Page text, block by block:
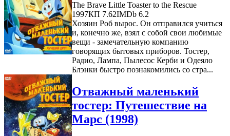
The Brave Little Toaster to the Rescue
1997КП 7.62IMDb 6.2
Хозяин Роб вырос. Он отправился учиться
и, конечно же, взял с собой свои любимые
вещи - замечательную компанию
говорящих бытовых приборов. Тостер,
Радио, Лампа, Пылесос Керби и Одеяло
Блэнки быстро познакомились со стра...
Отважный маленький
тостер: Путешествие на
Марс (1998)